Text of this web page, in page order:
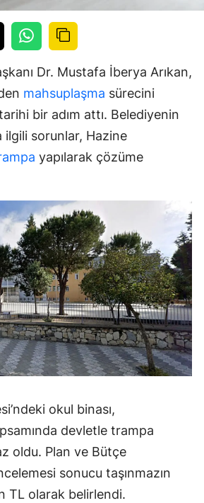
Dr. Mustafa İberya Arıkan,
mahsuplaşma sürecini
bir adım attı. Belediyenin
ilgili sorunlar, Hazine
yapılarak çözüme
okul binası,
devletle trampa
oldu. Plan ve Bütçe
sonucu taşınmazın
TL olarak belirlendi.